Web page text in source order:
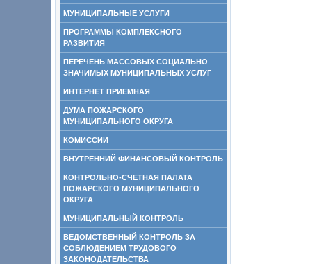
МУНИЦИПАЛЬНЫЕ УСЛУГИ
ПРОГРАММЫ КОМПЛЕКСНОГО
РАЗВИТИЯ
ПЕРЕЧЕНЬ МАССОВЫХ СОЦИАЛЬНО
ЗНАЧИМЫХ МУНИЦИПАЛЬНЫХ УСЛУГ
ИНТЕРНЕТ ПРИЕМНАЯ
ДУМА ПОЖАРСКОГО
МУНИЦИПАЛЬНОГО ОКРУГА
КОМИССИИ
ВНУТРЕННИЙ ФИНАНСОВЫЙ КОНТРОЛЬ
КОНТРОЛЬНО-СЧЕТНАЯ ПАЛАТА
ПОЖАРСКОГО МУНИЦИПАЛЬНОГО
ОКРУГА
МУНИЦИПАЛЬНЫЙ КОНТРОЛЬ
ВЕДОМСТВЕННЫЙ КОНТРОЛЬ ЗА
СОБЛЮДЕНИЕМ ТРУДОВОГО
ЗАКОНОДАТЕЛЬСТВА